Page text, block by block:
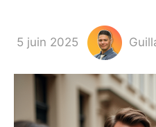
5 juin 2025